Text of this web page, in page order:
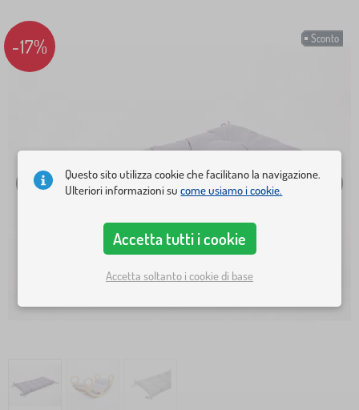
Sconto
-17%
Questo sito utilizza cookie che facilitano la navigazione.
Ulteriori informazioni sucome usiamo i cookie.
Accetta tutti i cookie
Accetta soltanto i cookie di base